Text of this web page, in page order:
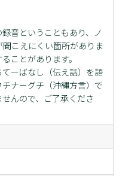
音ということもあり、ノ
こえにくい箇所がありま
ことがあります。
ーばなし（伝え話）を語
ナーグチ（沖縄方言）で
んので、ご了承くださ